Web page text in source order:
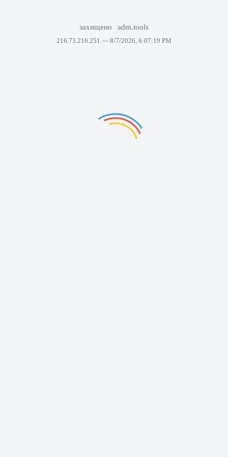
захищено adm.tools
216.73.216.251 — 8/7/2026, 6:07:19 PM